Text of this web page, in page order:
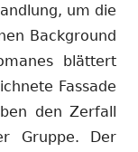
um die
Background
blättert
Fassade
den Zerfall
Gruppe. Der